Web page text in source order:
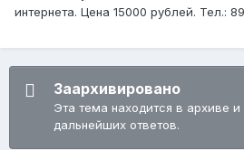
интернета. Цена 15000 рублей. Тел.:
Заархивировано
Эта тема находится в архиве и
дальнейших ответов.